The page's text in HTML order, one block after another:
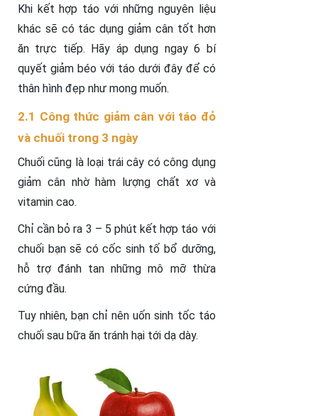
Khi kết hợp táo với những nguyên liệu
khác sẽ có tác dụng giảm cân tốt hơn
ăn trực tiếp. Hãy áp dụng ngay 6 bí
quyết giảm béo với táo dưới đây để có
thân hình đẹp như mong muốn.
2.1 Công thức giảm cân với táo đỏ
và chuối trong 3 ngày
Chuối cũng là loại trái cây có công dụng
giảm cân nhờ hàm lượng chất xơ và
vitamin cao.
Chỉ cần bỏ ra 3 – 5 phút kết hợp táo với
chuối bạn sẽ có cốc sinh tố bổ dưỡng,
hỗ trợ đánh tan những mô mỡ thừa
cứng đầu.
Tuy nhiên, bạn chỉ nên uốn sinh tốc táo
chuối sau bữa ăn tránh hại tới dạ dày.